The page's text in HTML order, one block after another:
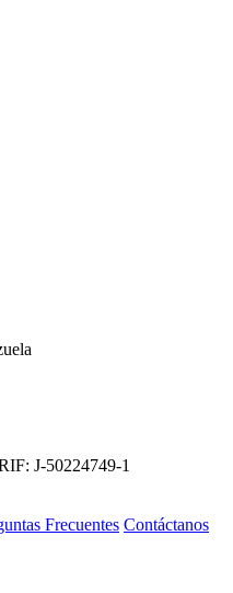
J-50224749-1
Frecuentes Contáctanos